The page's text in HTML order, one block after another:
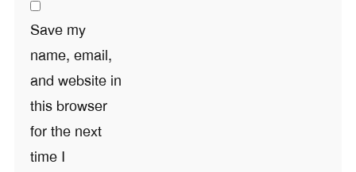
Save my
name, email,
and website in
this browser
for the next
time I